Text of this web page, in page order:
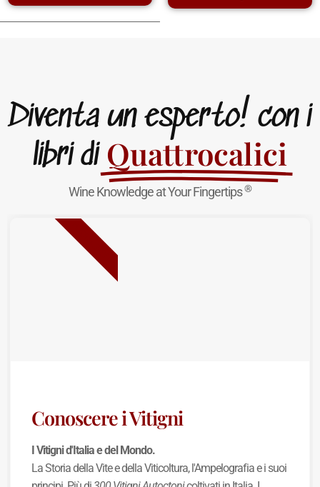
Diventa un esperto! con i
libri di Quattrocalici
Wine Knowledge at Your Fingertips®
Conoscere i Vitigni
I Vitigni d'Italia e del Mondo.
La Storia della Vite e della Viticoltura, l'Ampelografia e i suoi
NUOVA USCITA